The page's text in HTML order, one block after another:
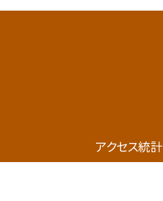
アクセス統計